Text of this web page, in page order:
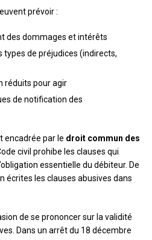
prévoir :
des dommages et intérêts
types de préjudices (indirects,
réduits pour agir
de notification des
encadrée par le droit commun des
civil prohibe les clauses qui
essentielle du débiteur. De
écrites les clauses abusives dans
de se prononcer sur la validité
Dans un arrêt du 18 décembre